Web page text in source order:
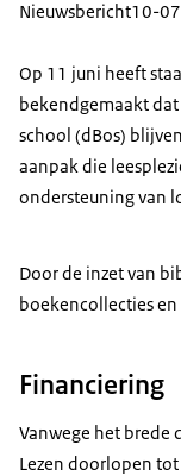
Nieuwsbericht10-
Op 11 juni heeft
bekendgemaakt
school (dBos)
aanpak die
ondersteuning van
Door de inzet van
boekencollecties
Financiering
Vanwege het brede
Lezen doorlopen